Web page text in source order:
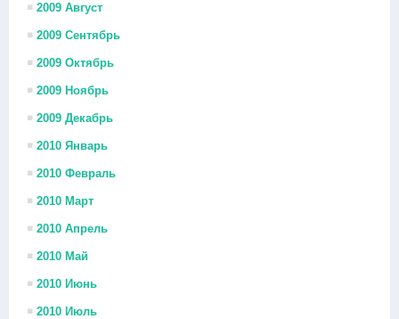
2009 Август
2009 Сентябрь
2009 Октябрь
2009 Ноябрь
2009 Декабрь
2010 Январь
2010 Февраль
2010 Март
2010 Апрель
2010 Май
2010 Июнь
2010 Июль